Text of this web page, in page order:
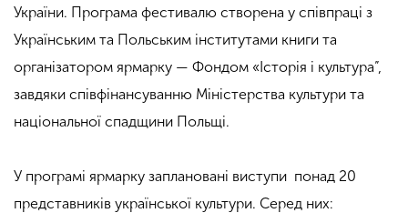
України. Програма фестивалю створена у співпраці з
Українським та Польським інститутами книги та
організатором ярмарку — Фондом «Історія і культура”,
завдяки співфінансуванню Міністерства культури та
національної спадщини Польщі.
У програмі ярмарку заплановані виступи понад 20
представників української культури. Серед них: